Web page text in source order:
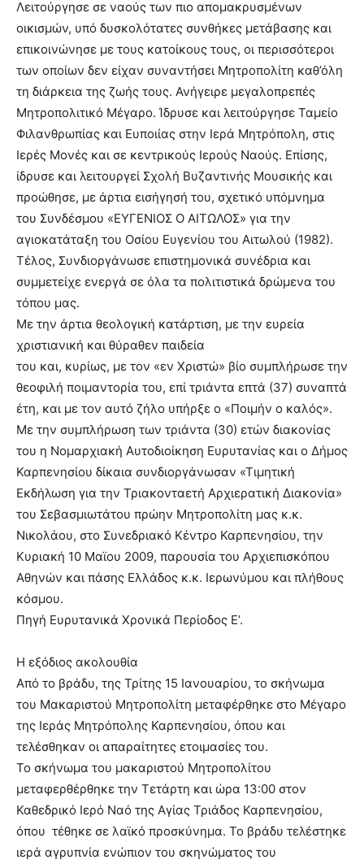
Λειτούργησε σε ναούς των πιο απομακρυσμένων
οικισμών, υπό δυσκολότατες συνθήκες μετάβασης και
επικοινώνησε με τους κατοίκους τους, οι περισσότεροι
των οποίων δεν είχαν συναντήσει Μητροπολίτη καθ’όλη
τη διάρκεια της ζωής τους. Ανήγειρε μεγαλοπρεπές
Μητροπολιτικό Μέγαρο. Ίδρυσε και λειτούργησε Ταμείο
Φιλανθρωπίας και Ευποιίας στην Ιερά Μητρόπολη, στις
Ιερές Μονές και σε κεντρικούς Ιερούς Ναούς. Επίσης,
ίδρυσε και λειτουργεί Σχολή Βυζαντινής Μουσικής και
προώθησε, με άρτια εισήγησή του, σχετικό υπόμνημα
του Συνδέσμου «ΕΥΓΕΝΙΟΣ Ο ΑΙΤΩΛΟΣ» για την
αγιοκατάταξη του Οσίου Ευγενίου του Αιτωλού (1982).
Τέλος, Συνδιοργάνωσε επιστημονικά συνέδρια και
συμμετείχε ενεργά σε όλα τα πολιτιστικά δρώμενα του
τόπου μας.
Με την άρτια θεολογική κατάρτιση, με την ευρεία
χριστιανική και θύραθεν παιδεία
του και, κυρίως, με τον «εν Χριστώ» βίο συμπλήρωσε την
θεοφιλή ποιμαντορία του, επί τριάντα επτά (37) συναπτά
έτη, και με τον αυτό ζήλο υπήρξε ο «Ποιμήν ο καλός».
Με την συμπλήρωση των τριάντα (30) ετών διακονίας
του η Νομαρχιακή Αυτοδιοίκηση Ευρυτανίας και ο Δήμος
Καρπενησίου δίκαια συνδιοργάνωσαν «Τιμητική
Εκδήλωση για την Τριακονταετή Αρχιερατική Διακονία»
του Σεβασμιωτάτου πρώην Μητροπολίτη μας κ.κ.
Νικολάου, στο Συνεδριακό Κέντρο Καρπενησίου, την
Κυριακή 10 Μαϊου 2009, παρουσία του Αρχιεπισκόπου
Αθηνών και πάσης Ελλάδος κ.κ. Ιερωνύμου και πλήθους
κόσμου.
Πηγή Ευρυτανικά Χρονικά Περίοδος Ε’.
Η εξόδιος ακολουθία
Από το βράδυ, της Τρίτης 15 Ιανουαρίου, το σκήνωμα
του Μακαριστού Μητροπολίτη μεταφέρθηκε στο Μέγαρο
της Ιεράς Μητρόπολης Καρπενησίου, όπου και
τελέσθηκαν οι απαραίτητες ετοιμασίες του.
Το σκήνωμα του μακαριστού Μητροπολίτου
μεταφερθέρθηκε την Τετάρτη και ώρα 13:00 στον
Καθεδρικό Ιερό Ναό της Αγίας Τριάδος Καρπενησίου,
όπου τέθηκε σε λαϊκό προσκύνημα. Το βράδυ τελέστηκε
ιερά αγρυπνία ενώπιον του σκηνώματος του